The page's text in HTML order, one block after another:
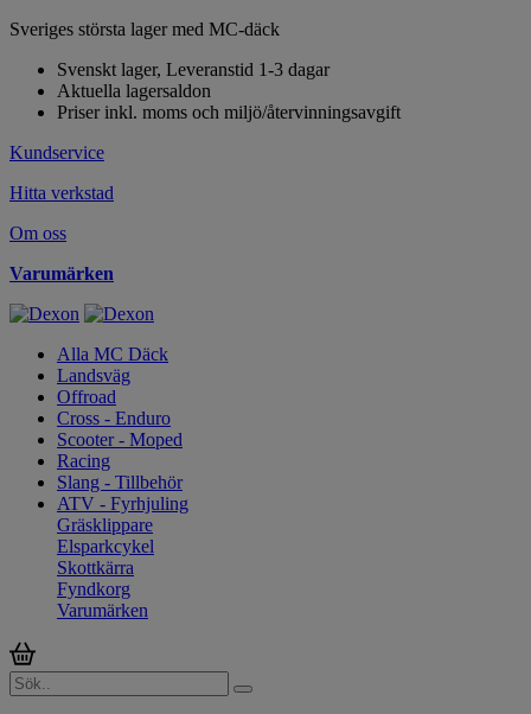
Sveriges största lager med MC-däck
Svenskt lager, Leveranstid 1-3 dagar
Aktuella lagersaldon
Priser inkl. moms och miljö/återvinningsavgift
Kundservice
Hitta verkstad
Om oss
Varumärken
Alla MC Däck
Landsväg
Offroad
Cross - Enduro
Scooter - Moped
Racing
Slang - Tillbehör
ATV - Fyrhjuling
Gräsklippare
Elsparkcykel
Skottkärra
Fyndkorg
Varumärken